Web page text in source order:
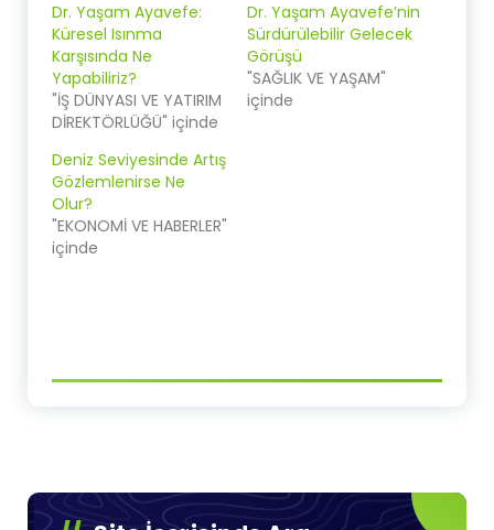
Dr. Yaşam Ayavefe:
Küresel Isınma
Karşısında Ne
Yapabiliriz?
"İŞ DÜNYASI VE YATIRIM
DİREKTÖRLÜĞÜ" içinde
Dr. Yaşam Ayavefe’nin
Sürdürülebilir Gelecek
Görüşü
"SAĞLIK VE YAŞAM"
içinde
Deniz Seviyesinde Artış
Gözlemlenirse Ne
Olur?
"EKONOMİ VE HABERLER"
içinde